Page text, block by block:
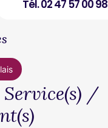
Tél. 02 47 57 00 98
/